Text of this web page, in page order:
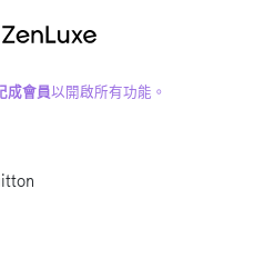
成會員以開啟所有功能。